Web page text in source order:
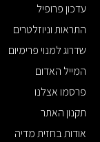
עדכון פרופיל
התראות וניוזלטרים
שדרוג למנוי פרימיום
המייל האדום
פרסמו אצלנו
תקנון האתר
אודות בחזית מדיה